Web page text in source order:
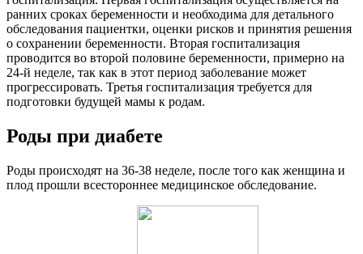
ранних сроках беременности и необходима для детального
обследования пациентки, оценки рисков и принятия решения
о сохранении беременности. Вторая госпитализация
проводится во второй половине беременности, примерно на
24-й неделе, так как в этот период заболевание может
прогрессировать. Третья госпитализация требуется для
подготовки будущей мамы к родам.
Роды при диабете
Роды происходят на 36-38 неделе, после того как женщина и
плод прошли всестороннее медицинское обследование.